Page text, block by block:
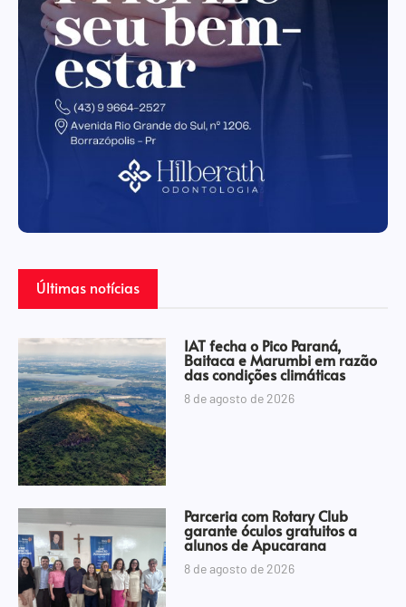
Últimas notícias
IAT fecha o Pico Paraná,
Baitaca e Marumbi em razão
das condições climáticas
8 de agosto de 2026
Parceria com Rotary Club
garante óculos gratuitos a
alunos de Apucarana
8 de agosto de 2026